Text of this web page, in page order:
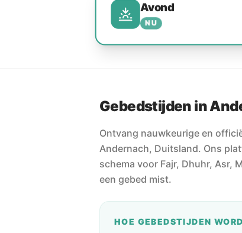
Avond
NU
Gebedstijden in
Ontvang nauwkeurige en
Andernach, Duitsland. Ons
schema voor Fajr, Dhuhr, Asr,
een gebed mist.
HOE GEBEDSTIJDEN